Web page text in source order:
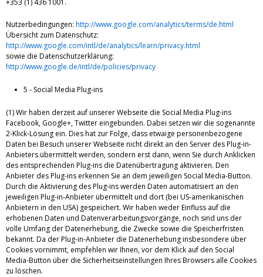
+353 (1) 436 1001.
Nutzerbedingungen: http://www.google.com/analytics/terms/de.html
Übersicht zum Datenschutz:
http://www.google.com/intl/de/analytics/learn/privacy.html
sowie die Datenschutzerklärung:
http://www.google.de/intl/de/policies/privacy
5 - Social Media Plug-ins
(1) Wir haben derzeit auf unserer Webseite die Social Media Plug-ins
Facebook, Google+, Twitter eingebunden. Dabei setzen wir die sogenannte
2-Klick-Lösung ein. Dies hat zur Folge, dass etwaige personenbezogene
Daten bei Besuch unserer Webseite nicht direkt an den Server des Plug-in-
Anbieters übermittelt werden, sondern erst dann, wenn Sie durch Anklicken
des entsprechenden Plug-ins die Datenübertragung aktivieren. Den
Anbieter des Plug-ins erkennen Sie an dem jeweiligen Social Media-Button.
Durch die Aktivierung des Plug-ins werden Daten automatisiert an den
jeweiligen Plug-in-Anbieter übermittelt und dort (bei US-amerikanischen
Anbietern in den USA) gespeichert. Wir haben weder Einfluss auf die
erhobenen Daten und Datenverarbeitungsvorgänge, noch sind uns der
volle Umfang der Datenerhebung, die Zwecke sowie die Speicherfristen
bekannt. Da der Plug-in-Anbieter die Datenerhebung insbesondere über
Cookies vornimmt, empfehlen wir Ihnen, vor dem Klick auf den Social
Media-Button über die Sicherheitseinstellungen Ihres Browsers alle Cookies
zu löschen.